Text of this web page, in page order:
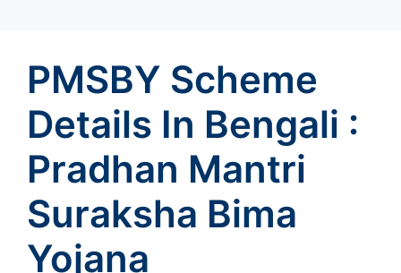
PMSBY Scheme
Details In Bengali :
Pradhan Mantri
Suraksha Bima
Yojana